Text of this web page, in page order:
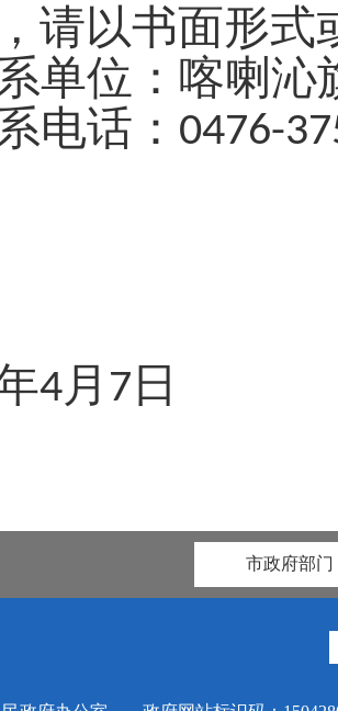
请以书面形式
单位：喀喇沁
电话： 0476-
4月 7 日
市政府部门